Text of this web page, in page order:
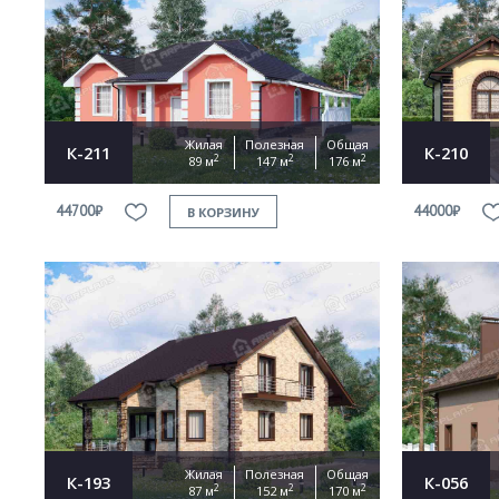
К-211
Жилая
89 м2
Полезная
147 м2
Общая
176 м2
44700₽ В КОРЗИНУ
К-210
44000₽
К-193
Жилая
87 м2
Полезная
152 м2
Общая
170 м2 К-056